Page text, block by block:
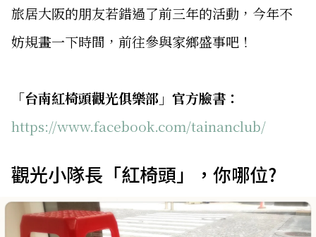
旅居大阪的朋友若錯過了前三年的活動，今年不
妨規畫一下時間，前往參與家鄉盛事吧！
「台南紅椅頭觀光俱樂部」官方臉書：
https://www.facebook.com/tainanclub/
觀光小隊長「紅椅頭」，你哪位?